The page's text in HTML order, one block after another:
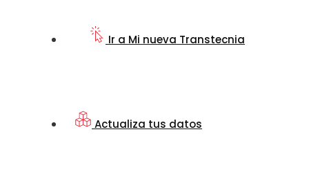
Ir a Mi nueva Transtecnia
Actualiza tus datos